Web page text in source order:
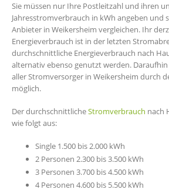
Sie müssen nur Ihre Postleitzahl und ihren
Jahresstromverbrauch in kWh angeben und
Anbieter in Weikersheim vergleichen. Ihr
Energieverbrauch ist in der letzten
durchschnittliche Energieverbrauch nach
alternativ ebenso genutzt werden.
aller Stromversorger in Weikersheim durch
möglich.
Der durchschnittlicheStromverbrauch nach
wie folgt aus:
Single 1.500 bis 2.000 kWh
2 Personen 2.300 bis 3.500 kWh
3 Personen 3.700 bis 4.500 kWh
4 Personen 4.600 bis 5.500 kWh